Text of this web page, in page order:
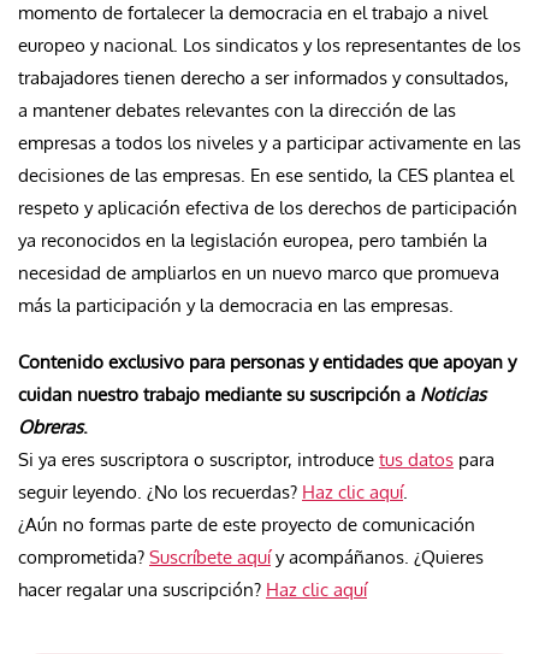
momento de fortalecer la democracia en el trabajo a nivel
europeo y nacional. Los sindicatos y los representantes de los
trabajadores tienen derecho a ser informados y consultados,
a mantener debates relevantes con la dirección de las
empresas a todos los niveles y a participar activamente en las
decisiones de las empresas. En ese sentido, la CES plantea el
respeto y aplicación efectiva de los derechos de participación
ya reconocidos en la legislación europea, pero también la
necesidad de ampliarlos en un nuevo marco que promueva
más la participación y la democracia en las empresas.
Contenido exclusivo para personas y entidades que apoyan y
cuidan nuestro trabajo mediante su suscripción a Noticias
Obreras.
Si ya eres suscriptora o suscriptor, introduce tus datos para
seguir leyendo. ¿No los recuerdas? Haz clic aquí.
¿Aún no formas parte de este proyecto de comunicación
comprometida? Suscríbete aquíy acompáñanos. ¿Quieres
hacer regalar una suscripción? Haz clic aquí